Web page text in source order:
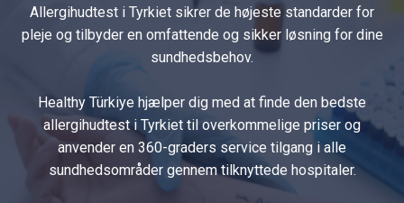
o
Allergihudtest i Tyrkiet sikrer de højeste standarder for
pleje og tilbyder en omfattende og sikker løsning for dine
sundhedsbehov.
Healthy Türkiye hjælper dig med at finde den bedste
allergihudtest i Tyrkiet til overkommelige priser og
anvender en 360-graders service tilgang i alle
sundhedsområder gennem tilknyttede hospitaler.